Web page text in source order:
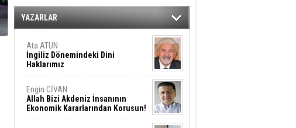
YAZARLAR
Ata ATUN
İngiliz Dönemindeki Dini
Haklarımız
Engin CİVAN
Allah Bizi Akdeniz İnsanının
Ekonomik Kararlarından Korusun!